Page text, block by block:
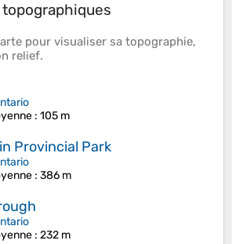
pour visualiser sa topographie,
relief.
: 105 m
Provincial Park
: 386 m
: 232 m